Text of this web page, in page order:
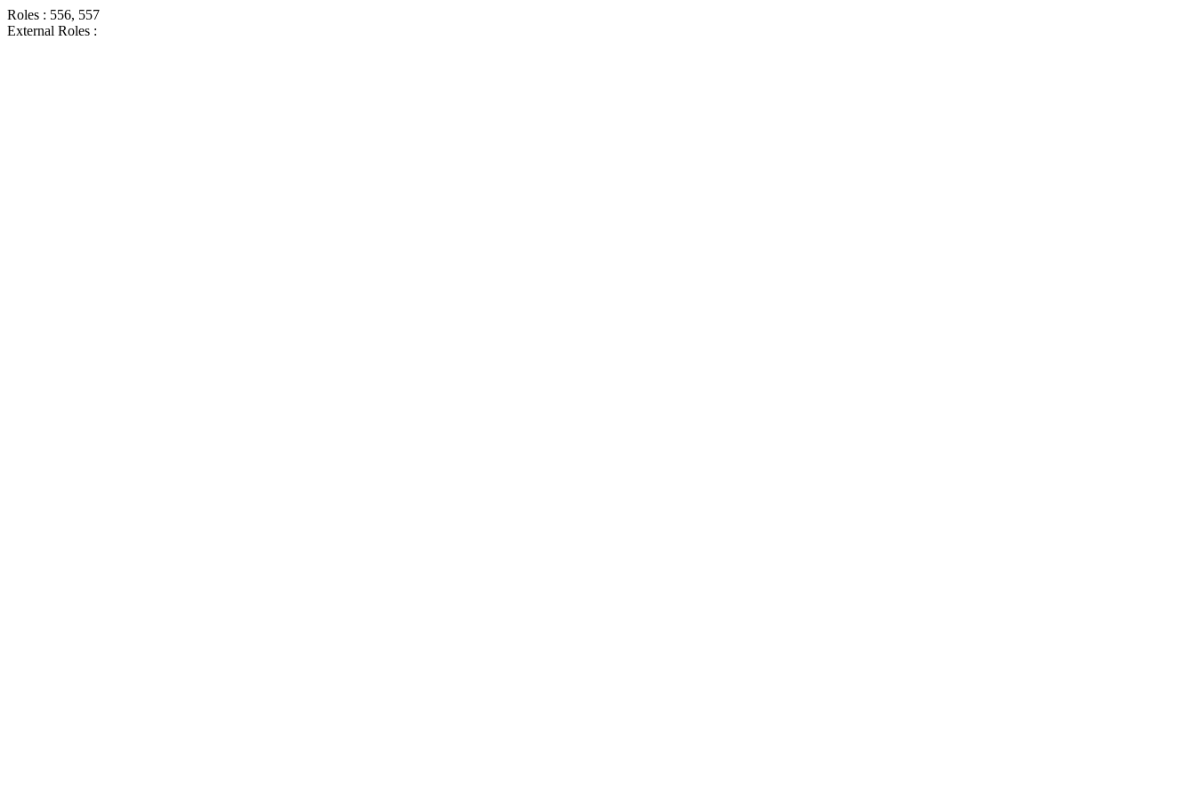
Roles : 556, 557
External Roles :